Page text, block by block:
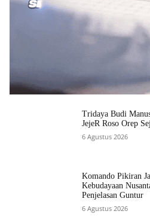
Tridaya Budi
JejeR Roso Orep
6 Agustus 2026
Komando Pikiran
Kebudayaan
Penjelasan Guntur
6 Agustus 2026